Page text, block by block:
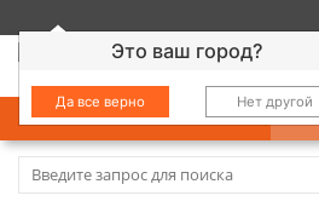
Это ваш город?
Да все верно Нет другой
КАТАЛОГ
Замочно-скобяные изделия